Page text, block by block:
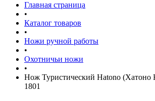
Главная страница
•
Каталог товаров
•
Ножи ручной работы
•
Охотничьи ножи
•
Нож Туристический Hatono
1801